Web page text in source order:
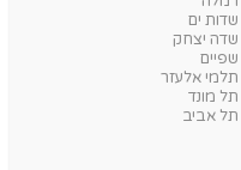
שדות ים
שדה יצחק
שפיים
תלמי אלעזר
תל מונד
תל אביב